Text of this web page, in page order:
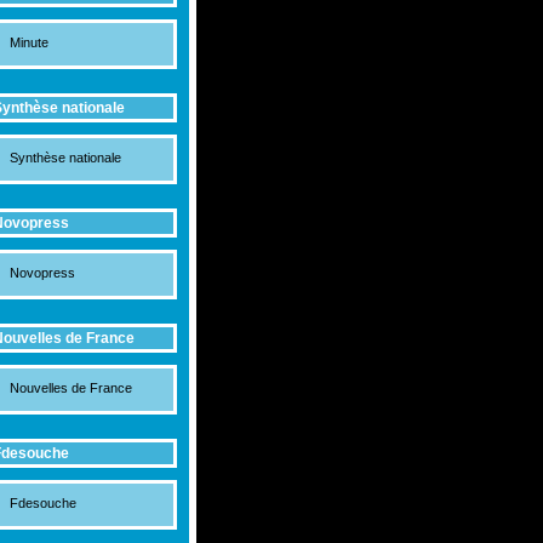
Minute
nationale
Synthèse nationale
Novopress
de France
Nouvelles de France
Fdesouche